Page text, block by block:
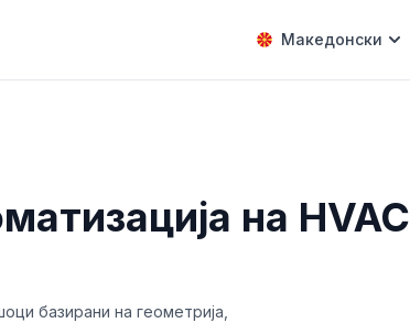
Македонски
на HVAC
базирани на геометрија,